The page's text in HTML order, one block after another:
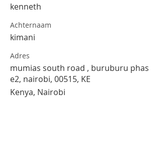
kenneth
Achternaam
kimani
Adres
mumias south road , buruburu phas
e2, nairobi, 00515, KE
Kenya, Nairobi